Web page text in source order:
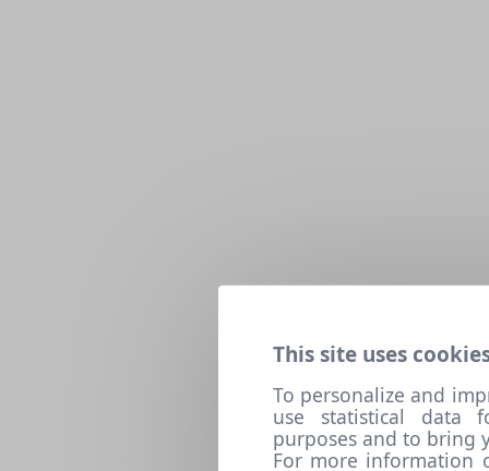
This site uses
To personalize and
use statistical data
purposes and to bring
For more information